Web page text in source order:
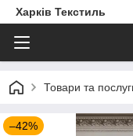
Харків Текстиль
Товари та
–42%